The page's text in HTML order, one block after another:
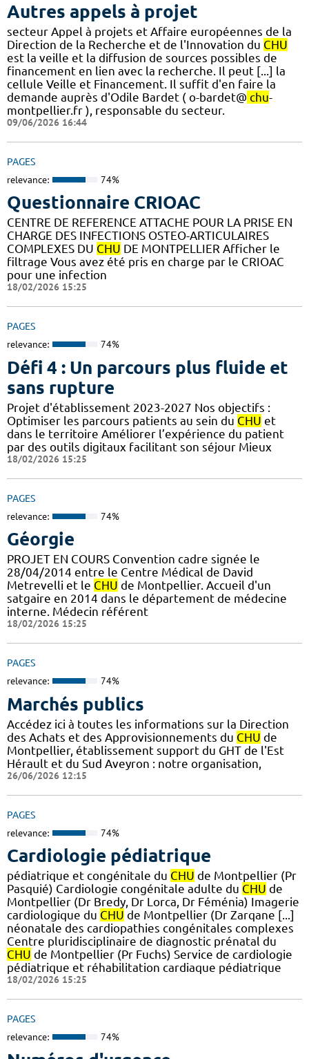
Autres appels à projet
secteur Appel à projets et Affaire européennes de la
Direction de la Recherche et de l'Innovation du CHU
est la veille et la diffusion de sources possibles de
financement en lien avec la recherche. Il peut [...] la
cellule Veille et Financement. Il suffit d'en faire la
demande auprès d'Odile Bardet ( o-bardet@ chu-
montpellier.fr ), responsable du secteur.
09/06/2026 16:44
PAGES
relevance: 74%
Questionnaire CRIOAC
CENTRE DE REFERENCE ATTACHE POUR LA PRISE EN
CHARGE DES INFECTIONS OSTEO-ARTICULAIRES
COMPLEXES DU CHU DE MONTPELLIER Afficher le
filtrage Vous avez été pris en charge par le CRIOAC
pour une infection
18/02/2026 15:25
PAGES
relevance: 74%
Défi 4 : Un parcours plus fluide et
sans rupture
Projet d'établissement 2023-2027 Nos objectifs :
Optimiser les parcours patients au sein du CHU et
dans le territoire Améliorer l’expérience du patient
par des outils digitaux facilitant son séjour Mieux
18/02/2026 15:25
PAGES
relevance: 74%
Géorgie
PROJET EN COURS Convention cadre signée le
28/04/2014 entre le Centre Médical de David
Metrevelli et le CHU de Montpellier. Accueil d'un
satgaire en 2014 dans le département de médecine
interne. Médecin référent
18/02/2026 15:25
PAGES
relevance: 74%
Marchés publics
Accédez ici à toutes les informations sur la Direction
des Achats et des Approvisionnements du CHU de
Montpellier, établissement support du GHT de l'Est
Hérault et du Sud Aveyron : notre organisation,
26/06/2026 12:15
PAGES
relevance: 74%
Cardiologie pédiatrique
pédiatrique et congénitale du CHU de Montpellier (Pr
Pasquié) Cardiologie congénitale adulte du CHU de
Montpellier (Dr Bredy, Dr Lorca, Dr Féménia) Imagerie
cardiologique du CHU de Montpellier (Dr Zarqane [...]
néonatale des cardiopathies congénitales complexes
Centre pluridisciplinaire de diagnostic prénatal du
CHU de Montpellier (Pr Fuchs) Service de cardiologie
pédiatrique et réhabilitation cardiaque pédiatrique
18/02/2026 15:25
PAGES
relevance: 74%